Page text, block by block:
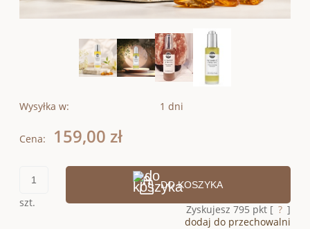
Wysyłka w: 1 dni
Cena: 159,00 zł
szt.
DO KOSZYKA
Zyskujesz 795 pkt [ ? ]
dodaj do przechowalni